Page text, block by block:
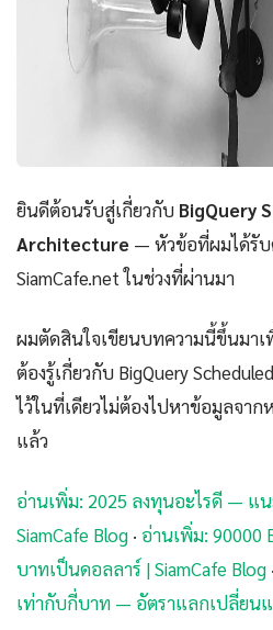
ยินดีต้อนรับสู่เกี่ยวกับ BigQuery
Architecture — หัวข้อที่ผมได้รั
SiamCafe.net ในช่วงที่ผ่านมา
ผมตัดสินใจเขียนบทความนี้ขึ้นมา
ต้องรู้เกี่ยวกับ BigQuery
ไว้ในที่เดียวไม่ต้องไปหาข้อมูลจา
แล้ว
อ่านเพิ่ม: 2025 ลงทุนอะไรดี — แ
SiamCafe Blog · อ่านเพิ่ม: 90000
บาทเป็นดอลลาร์ | SiamCafe Blog ·
เท่ากับกี่บาท — อัตราแลกเปลี่ยนแ